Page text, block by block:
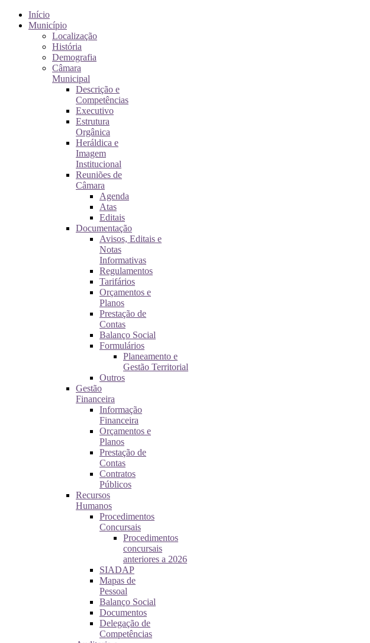
Início
Município
Localização
História
Demografia
Câmara
Municipal
Descrição e
Competências
Executivo
Estrutura
Orgânica
Heráldica e
Imagem
Institucional
Reuniões de
Câmara
Agenda
Atas
Editais
Documentação
Avisos, Editais e
Notas
Informativas
Regulamentos
Tarifários
Orçamentos e
Planos
Prestação de
Contas
Balanço Social
Formulários
Planeamento e
Gestão Territorial
Outros
Gestão
Financeira
Informação
Financeira
Orçamentos e
Planos
Prestação de
Contas
Contratos
Públicos
Recursos
Humanos
Procedimentos
Concursais
Procedimentos
concursais
anteriores a 2026
SIADAP
Mapas de
Pessoal
Balanço Social
Documentos
Delegação de
Competências